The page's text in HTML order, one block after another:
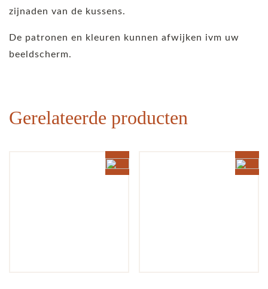
zijnaden van de kussens.
De patronen en kleuren kunnen afwijken ivm uw
beeldscherm.
Gerelateerde producten